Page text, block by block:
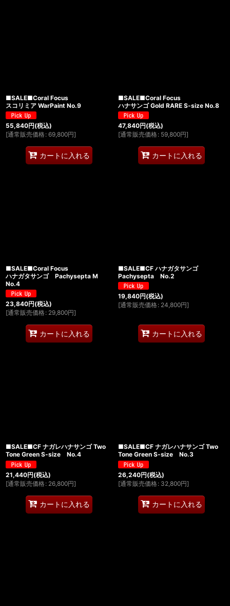
■SALE■Coral Focus
スコリミア WarPaint No.9
55,840円(税込)
[通常販売価格 : 69,800円]
カートに入れる
■SALE■Coral Focus
ハナサンゴ Gold RARE S-size No.8
47,840円(税込)
[通常販売価格 : 59,800円]
カートに入れる
■SALE■Coral Focus
ハナガタサンゴ Pachysepta M
No.4
23,840円(税込)
[通常販売価格 : 29,800円]
カートに入れる
■SALE■CF ハナガタサンゴ
Pachysepta No.2
19,840円(税込)
[通常販売価格 : 24,800円]
カートに入れる
■SALE■CF ナガレハナサンゴ Two
Tone Green S-size No.4
21,440円(税込)
[通常販売価格 : 26,800円]
カートに入れる
■SALE■CF ナガレハナサンゴ Two
Tone Green S-size No.3
26,240円(税込)
[通常販売価格 : 32,800円]
カートに入れる